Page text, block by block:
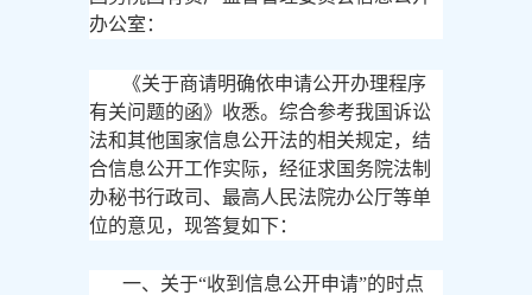
办公室：
《关于商请明确依申请公开办理程序
有关问题的函》收悉。综合参考我国诉讼
法和其他国家信息公开法的相关规定，结
合信息公开工作实际，经征求国务院法制
办秘书行政司、最高人民法院办公厅等单
位的意见，现答复如下：
一、关于“收到信息公开申请”的时点